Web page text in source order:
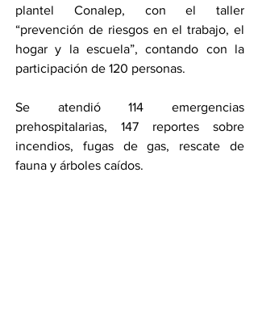
plantel Conalep, con el taller
“prevención de riesgos en el trabajo, el
hogar y la escuela”, contando con la
participación de 120 personas.
Se atendió 114 emergencias
prehospitalarias, 147 reportes sobre
incendios, fugas de gas, rescate de
fauna y árboles caídos.